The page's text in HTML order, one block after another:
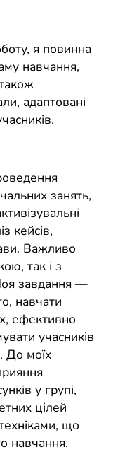
я повинна
навчання,
адаптовані
занять,
кейсів,
Важливо
так і з
завдання —
навчати
ефективно
учасників
До моїх
у групі,
цілей
що
навчання.